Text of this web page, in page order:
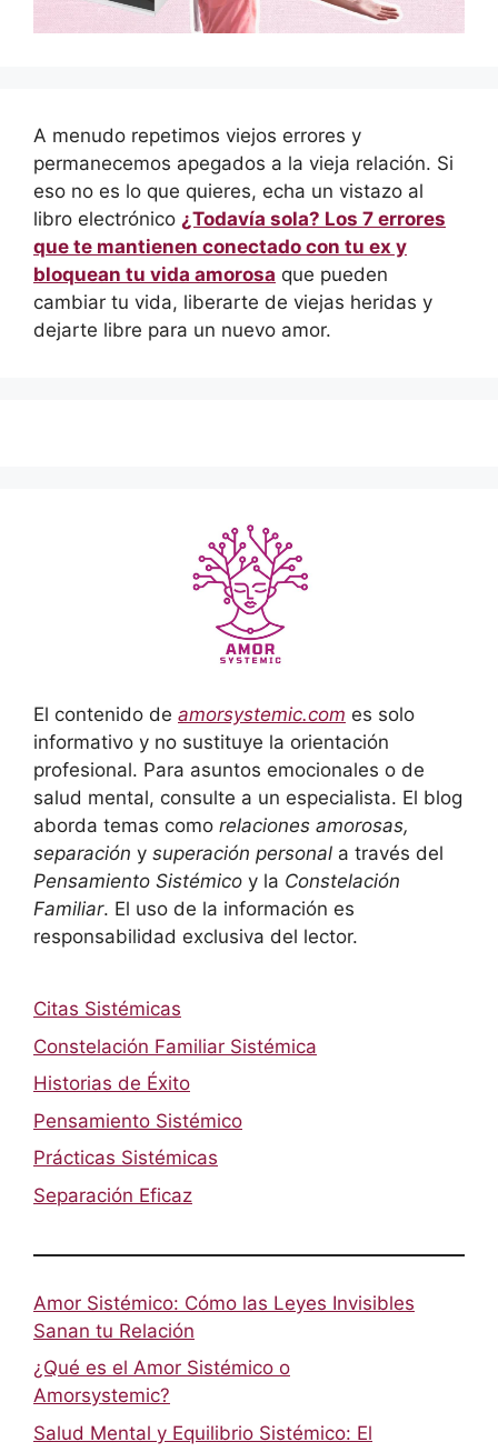
A menudo repetimos viejos errores y
permanecemos apegados a la vieja relación. Si
eso no es lo que quieres, echa un vistazo al
libro electrónico ¿Todavía sola? Los 7 errores
que te mantienen conectado con tu ex y
bloquean tu vida amorosa que pueden
cambiar tu vida, liberarte de viejas heridas y
dejarte libre para un nuevo amor.
El contenido de amorsystemic.com es solo
informativo y no sustituye la orientación
profesional. Para asuntos emocionales o de
salud mental, consulte a un especialista. El blog
aborda temas como relaciones amorosas,
separación y superación personal a través del
Pensamiento Sistémico y la Constelación
Familiar. El uso de la información es
responsabilidad exclusiva del lector.
Citas Sistémicas
Constelación Familiar Sistémica
Historias de Éxito
Pensamiento Sistémico
Prácticas Sistémicas
Separación Eficaz
Amor Sistémico: Cómo las Leyes Invisibles
Sanan tu Relación
¿Qué es el Amor Sistémico o
Amorsystemic?
Salud Mental y Equilibrio Sistémico: El